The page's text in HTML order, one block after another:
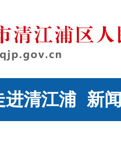
进清江浦 新